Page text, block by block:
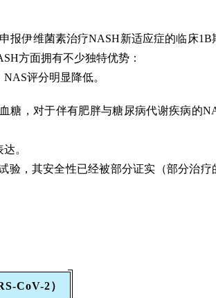
报伊维菌素治疗NASH新适应症的临床1B
方面拥有不少独特优势：
评分明显降低。
糖，对于伴有肥胖与糖尿病代谢疾病的
。
验，其安全性已经被部分证实（部分治疗
CoV-2）